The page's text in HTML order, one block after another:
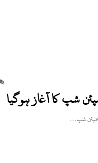
شپ کا آغاز ہوگیا